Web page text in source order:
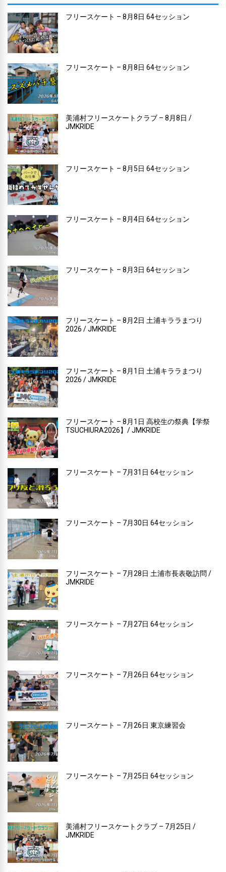
フリースケート – 8月8日 64セッション
フリースケート – 8月8日 64セッション
美浦村フリースケートクラブ – 8月8日 /
JMKRIDE
フリースケート – 8月5日 64セッション
フリースケート – 8月4日 64セッション
フリースケート – 8月3日 64セッション
フリースケート – 8月2日 土浦キララまつり
2026 / JMKRIDE
フリースケート – 8月1日 土浦キララまつり
2026 / JMKRIDE
フリースケート – 8月1日 高校生の祭典【学祭
TSUCHIURA2026】/ JMKRIDE
フリースケート – 7月31日 64セッション
フリースケート – 7月30日 64セッション
フリースケート – 7月28日 土浦市長表敬訪問 /
JMKRIDE
フリースケート – 7月27日 64セッション
フリースケート – 7月26日 64セッション
フリースケート – 7月26日 東京練習会
フリースケート – 7月25日 64セッション
美浦村フリースケートクラブ – 7月25日 /
JMKRIDE